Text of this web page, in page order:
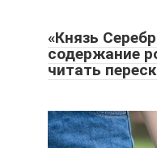
«Князь
содержание
читать